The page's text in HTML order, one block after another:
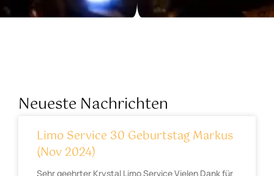
Neueste Nachrichten
Limo Service 30 Geburtstag Markus
(Nov 2024)
Sehr geehrter Krystal Limo Service Vielen Dank für